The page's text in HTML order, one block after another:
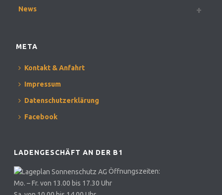
News
META
Kontakt & Anfahrt
Impressum
Datenschutzerklärung
Facebook
LADENGESCHÄFT AN DER B1
Öffnungszeiten:
Mo. – Fr. von 13.00 bis 17.30 Uhr